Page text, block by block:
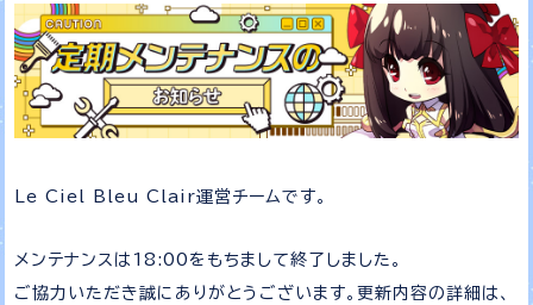
Le Ciel Bleu Clair運営チームです。
メンテナンスは18:00をもちまして終了しました。
ご協力いただき誠にありがとうございます。更新内容の詳細は、